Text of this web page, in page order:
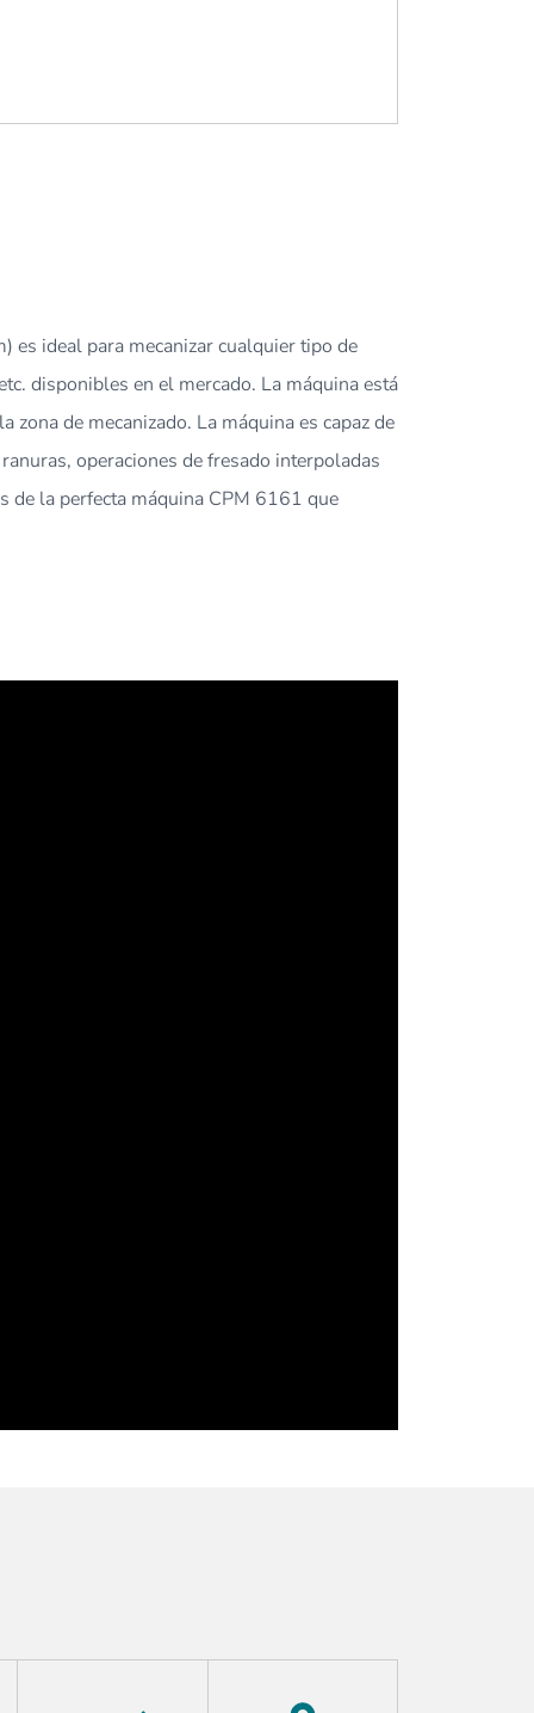
es ideal para mecanizar cualquier tipo de
disponibles en el mercado. La máquina está
de mecanizado. La máquina es capaz de
operaciones de fresado interpoladas
de la perfecta máquina CPM 6161 que